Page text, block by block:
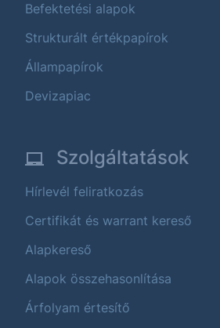
Befektetési alapok
Strukturált értékpapírok
Állampapírok
Devizapiac
Szolgáltatások
Hírlevél feliratkozás
Certifikát és warrant kereső
Alapkereső
Alapok összehasonlítása
Árfolyam értesítő